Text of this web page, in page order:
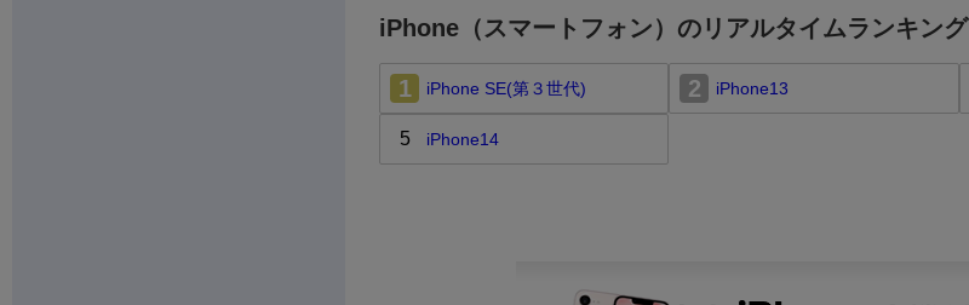
iPhone（スマートフォン）のリアルタイムランキング
1 iPhone SE(第３世代) 2 iPhone13
5 iPhone14